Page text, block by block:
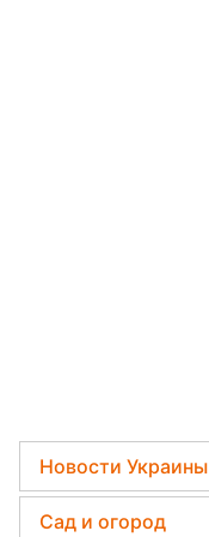
Новости Украины
Мобилизация
Сад и огород